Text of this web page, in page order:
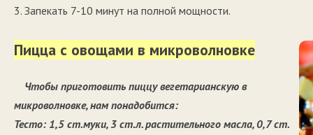
3. Запекать 7-10 минут на полной мощности.
Пицца с овощами в микроволновке
Чтобы приготовить пиццу вегетарианскую в
микроволновке, нам понадобится:
Тесто: 1,5 ст.муки, 3 ст.л. растительного масла, 0,7 ст.